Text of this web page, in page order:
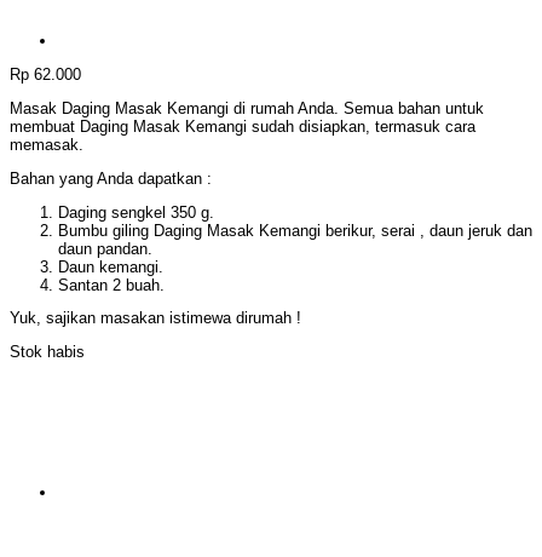
Rp 62.000
Masak Daging Masak Kemangi di rumah Anda. Semua bahan untuk
membuat Daging Masak Kemangi sudah disiapkan, termasuk cara
memasak.
Bahan yang Anda dapatkan :
Daging sengkel 350 g.
Bumbu giling Daging Masak Kemangi berikur, serai , daun jeruk dan
daun pandan.
Daun kemangi.
Santan 2 buah.
Yuk, sajikan masakan istimewa dirumah !
Stok habis